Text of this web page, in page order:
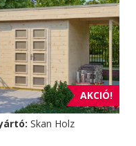
AKCIÓ!
Skan Holz